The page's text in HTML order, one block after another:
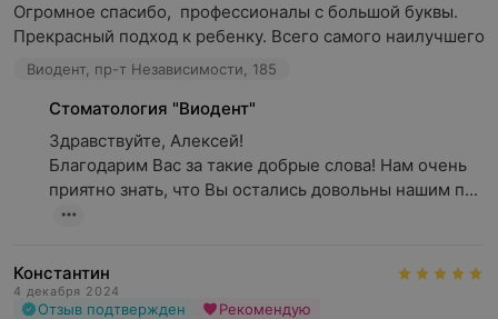
Огромное спасибо,  профессионалы с большой буквы.
Прекрасный подход к ребенку. Всего самого наилучшего
Виодент, пр-т Независимости, 185
Стоматология "Виодент"
Здравствуйте, Алексей!
Благодарим Вас за такие добрые слова! Нам очень
приятно знать, что Вы остались довольны нашим п...
Константин
4 декабря 2024
Отзыв подтвержден Рекомендую